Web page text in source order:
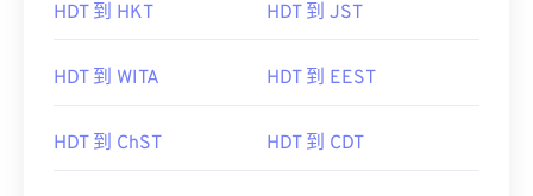
HDT 到 HKT HDT 到 JST
HDT 到 WITA HDT 到 EEST
HDT 到 ChST HDT 到 CDT